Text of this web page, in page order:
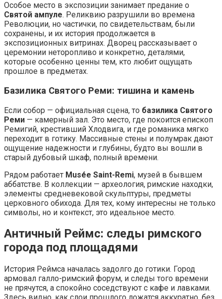
Особое место в экспозиции занимает предание о
Святой ампуле. Реликвию разрушили во времена
Революции, но частички, по свидетельствам, были
сохранены, и их история продолжается в
экспозиционных витринах. Дворец рассказывает о
церемонии неторопливо и конкретно, деталями,
которые особенно ценны тем, кто любит ощущать
прошлое в предметах.
Базилика Святого Реми: тишина и камень
Если собор — официальная сцена, то базилика Святого
Реми — камерный зал. Это место, где покоится епископ
Ремигий, крестивший Хлодвига, и где романика мягко
переходит в готику. Массивные стены и полумрак дают
ощущение надежности и глубины, будто вы вошли в
старый дубовый шкаф, полный времени.
Рядом работает Musée Saint-Remi, музей в бывшем
аббатстве. В коллекции — археология, римские находки,
элементы средневековой скульптуры, предметы
церковного обихода. Для тех, кому интересны не только
символы, но и контекст, это идеальное место.
Античный Реймс: следы римского
города под площадями
История Реймса началась задолго до готики. Город
армовал галло-римский форум, и следы того времени
не прячутся, а спокойно соседствуют с кафе и лавками.